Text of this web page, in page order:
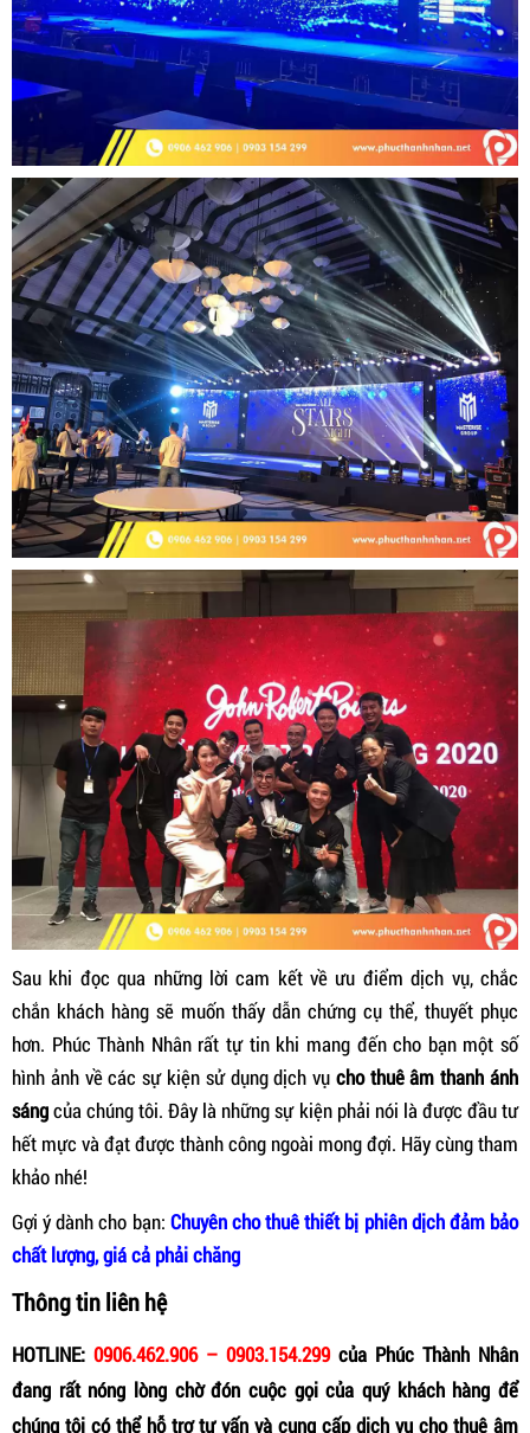
Sau khi đọc qua những lời cam kết về ưu điểm dịch vụ, chắc
chắn khách hàng sẽ muốn thấy dẫn chứng cụ thể, thuyết phục
hơn. Phúc Thành Nhân rất tự tin khi mang đến cho bạn một số
hình ảnh về các sự kiện sử dụng dịch vụ cho thuê âm thanh ánh
sángcủa chúng tôi. Đây là những sự kiện phải nói là được đầu tư
hết mực và đạt được thành công ngoài mong đợi. Hãy cùng tham
khảo nhé!
Gợi ý dành cho bạn: Chuyên cho thuê thiết bị phiên dịch đảm bảo
chất lượng, giá cả phải chăng
Thông tin liên hệ
HOTLINE: 0906.462.906 – 0903.154.299của Phúc Thành Nhân
đang rất nóng lòng chờ đón cuộc gọi của quý khách hàng để
chúng tôi có thể hỗ trợ tư vấn và cung cấp dịch vụ cho thuê âm